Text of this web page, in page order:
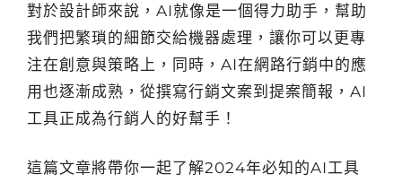
對於設計師來說，AI就像是一個得力助手，幫助
我們把繁瑣的細節交給機器處理，讓你可以更專
注在創意與策略上，同時，AI在網路行銷中的應
用也逐漸成熟，從撰寫行銷文案到提案簡報，AI
工具正成為行銷人的好幫手！
這篇文章將帶你一起了解2024年必知的AI工具